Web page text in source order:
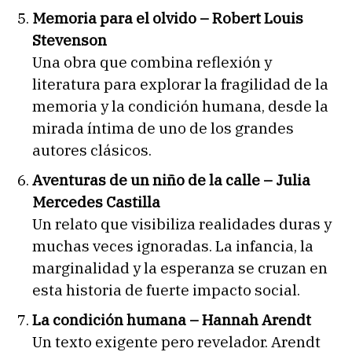
Memoria para el olvido – Robert Louis
Stevenson
Una obra que combina reflexión y
literatura para explorar la fragilidad de la
memoria y la condición humana, desde la
mirada íntima de uno de los grandes
autores clásicos.
Aventuras de un niño de la calle – Julia
Mercedes Castilla
Un relato que visibiliza realidades duras y
muchas veces ignoradas. La infancia, la
marginalidad y la esperanza se cruzan en
esta historia de fuerte impacto social.
La condición humana – Hannah Arendt
Un texto exigente pero revelador. Arendt